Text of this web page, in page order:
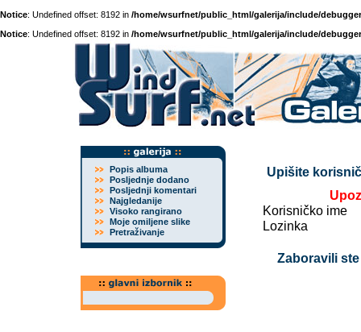
Notice: Undefined offset: 8192 in /home/wsurfnet/public_html/galerija/include/
Notice: Undefined offset: 8192 in /home/wsurfnet/public_html/galerija/include/
Popis albuma
Posljednje dodano
Posljednji komentari
Najgledanije
Visoko rangirano
Moje omiljene slike
Pretraživanje
Upišite
Korisničko ime
Lozinka
Zaboravili